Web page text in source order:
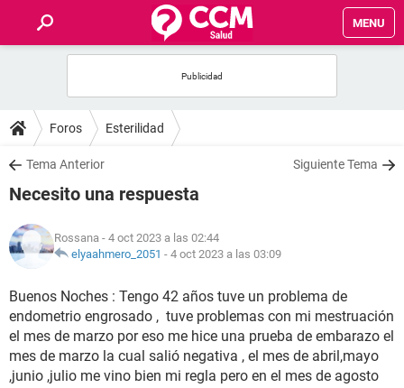
MENU
FOROS
SALUD
NUTRICIÓN
BIENESTAR
SEXUALIDAD
Foros Esterilidad
Tema Anterior Siguiente Tema
Necesito una respuesta
Rossana - 4 oct 2023 a las 02:44
elyaahmero_2051 - 4 oct 2023 a las 03:09
Buenos Noches : Tengo 42 años tuve un problema de
endometrio engrosado , tuve problemas con mi mestruación
el mes de marzo por eso me hice una prueba de embarazo el
mes de marzo la cual salió negativa , el mes de abril,mayo
,junio ,julio me vino bien mi regla pero en el mes de agosto